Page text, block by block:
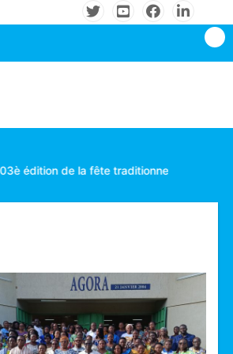
Gbagba célébrée dans la